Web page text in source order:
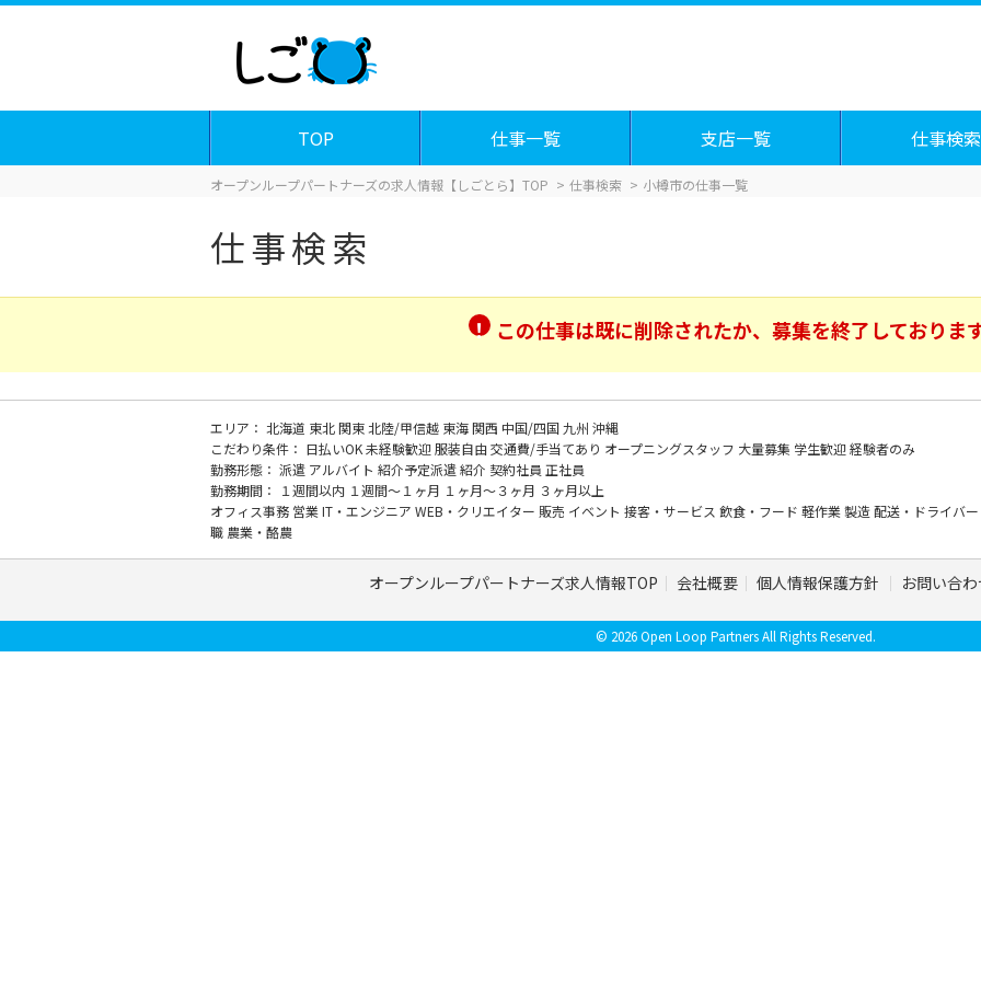
TOP 仕事一覧 支店一覧 仕事検索
オープンループパートナーズの求人情報【しごとら】TOP 仕事検索 小樽市の仕事一覧
仕事検索
この仕事は既に削除されたか、募集を終了しております
エリア： 北海道 東北関東北陸/甲信越 東海関西 中国/四国九州 沖縄
こだわり条件： 日払いOK未経験歓迎服装自由交通費/手当てあり オープニングスタッフ 大量募集 学生歓迎経験者のみ
勤務形態： 派遣 アルバイト 紹介予定派遣紹介 契約社員 正社員
勤務期間：
１週間以内 １週間～１ヶ月 １ヶ月～３ヶ月 ３ヶ月以上
オフィス事務 営業IT・エンジニア WEB・クリエイター 販売 イベント 接客・サービス 飲食・フード 軽作業製造配送・ドライバー
職 農業・酪農
オープンループパートナーズ求人情報TOP 会社概要 個人情報保護方針 お問い合わ
© 2026 Open Loop Partners All Rights Reserved.